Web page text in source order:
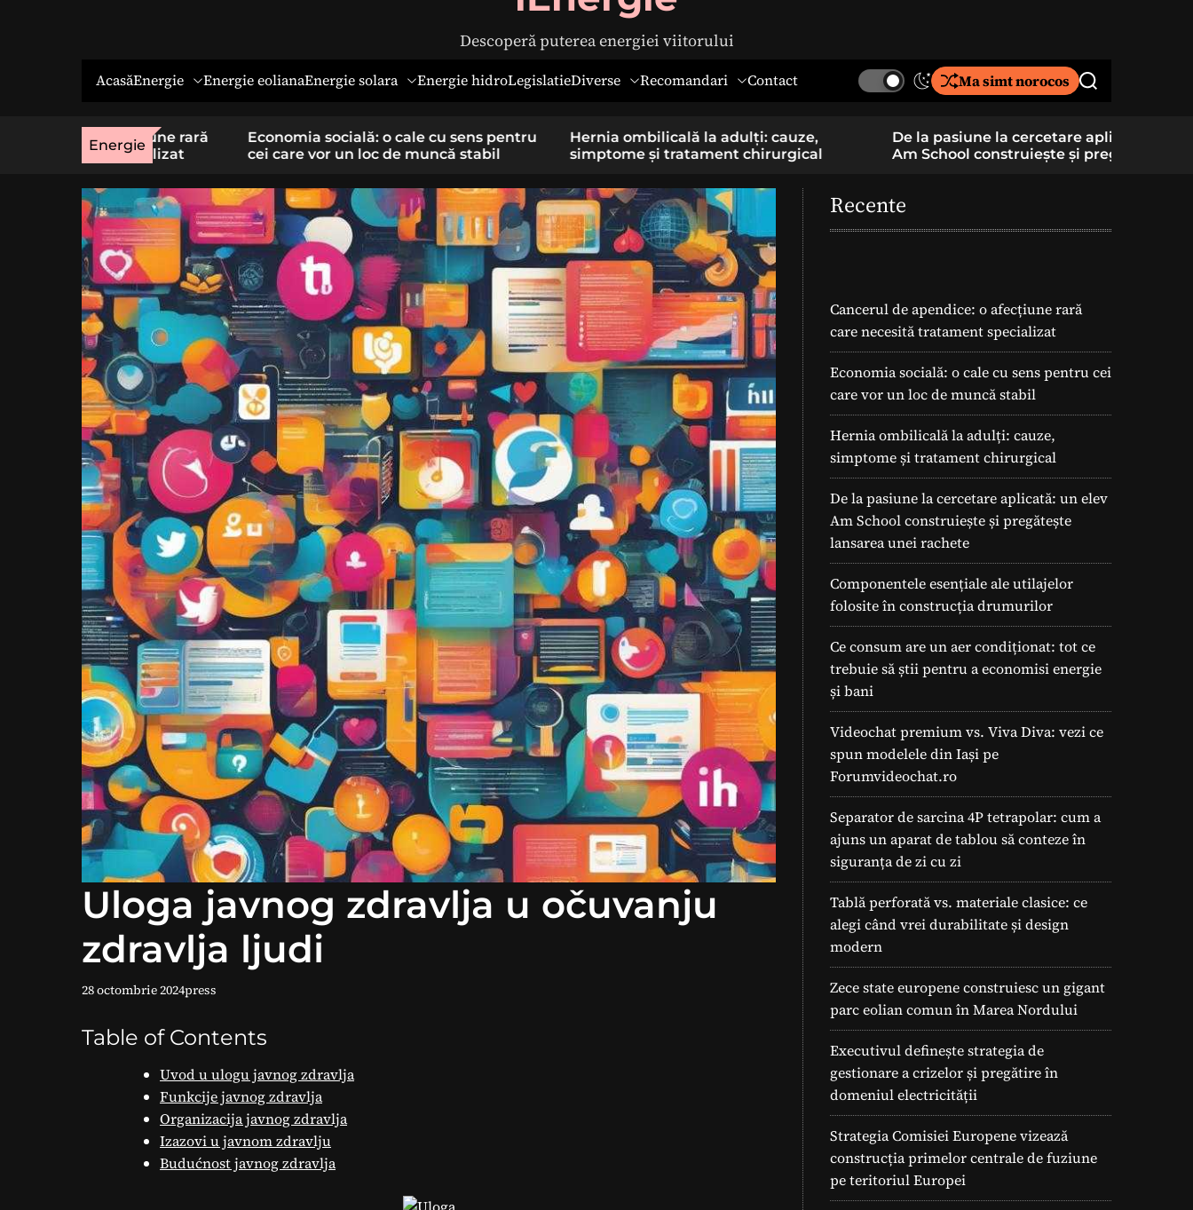
Descoperă puterea energiei viitorului
AcasăEnergie Energie eolianaEnergie solara Energie hidroLegislatieDiverse Recomandari Contact
S
t
c
o
l
o
d
e
Ma simt norocos
S
r
c
Energie
afecțiune rară
Economia socială: o cale cu sens pentru
cei care vor un loc de muncă stabil
Hernia ombilicală la adulți: cauze,
simptome și tratament chirurgical
De la pasiune la cercetare aplicată: un elev
Am School construiește și pregătește
Uloga javnog zdravlja u očuvanju
zdravlja ljudi
28 octombrie 2024press
Table of Contents
Uvod u ulogu javnog zdravlja
Funkcije javnog zdravlja
Organizacija javnog zdravlja
Izazovi u javnom zdravlju
Budućnost javnog zdravlja
Recente
Cancerul de apendice: o afecțiune rară
care necesită tratament specializat
Economia socială: o cale cu sens pentru cei
care vor un loc de muncă stabil
Hernia ombilicală la adulți: cauze,
simptome și tratament chirurgical
De la pasiune la cercetare aplicată: un elev
Am School construiește și pregătește
lansarea unei rachete
Componentele esențiale ale utilajelor
folosite în construcția drumurilor
Ce consum are un aer condiționat: tot ce
trebuie să știi pentru a economisi energie
și bani
Videochat premium vs. Viva Diva: vezi ce
spun modelele din Iași pe
Forumvideochat.ro
Separator de sarcina 4P tetrapolar: cum a
ajuns un aparat de tablou să conteze în
siguranța de zi cu zi
Tablă perforată vs. materiale clasice: ce
alegi când vrei durabilitate și design
modern
Zece state europene construiesc un gigant
parc eolian comun în Marea Nordului
Executivul definește strategia de
gestionare a crizelor și pregătire în
domeniul electricității
Strategia Comisiei Europene vizează
construcția primelor centrale de fuziune
pe teritoriul Europei